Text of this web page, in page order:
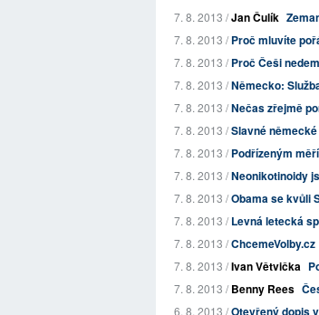
7. 8. 2013 /Jan Čulík
7. 8. 2013 /Proč mluvíte
7. 8. 2013 /Proč Češi
7. 8. 2013 /Německo:
7. 8. 2013 /Nečas zřejmě
7. 8. 2013 /Slavné
7. 8. 2013 /Podřízeným
7. 8. 2013 /Neonikotinoidy
7. 8. 2013 /Obama se kvůli
7. 8. 2013 /Levná letecká
7. 8. 2013 /ChcemeVolby.cz
7. 8. 2013 /Ivan Větvička
7. 8. 2013 /Benny Rees
6. 8. 2013 /Otevřený dopis